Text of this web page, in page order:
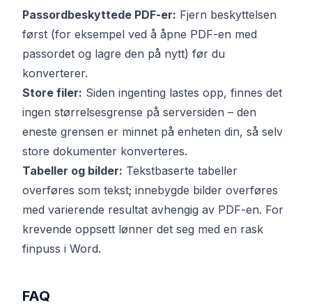
Passordbeskyttede PDF-er: Fjern beskyttelsen
først (for eksempel ved å åpne PDF-en med
passordet og lagre den på nytt) før du
konverterer.
Store filer: Siden ingenting lastes opp, finnes det
ingen størrelsesgrense på serversiden – den
eneste grensen er minnet på enheten din, så selv
store dokumenter konverteres.
Tabeller og bilder: Tekstbaserte tabeller
overføres som tekst; innebygde bilder overføres
med varierende resultat avhengig av PDF-en. For
krevende oppsett lønner det seg med en rask
finpuss i Word.
FAQ